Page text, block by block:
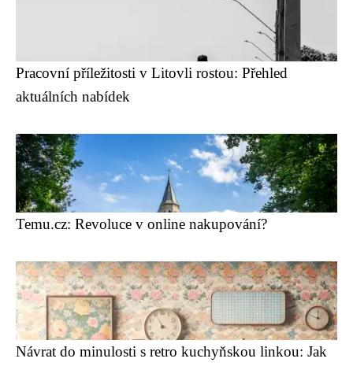
Pracovní příležitosti v Litovli rostou: Přehled
aktuálních nabídek
Temu.cz: Revoluce v online nakupování?
Návrat do minulosti s retro kuchyňskou linkou: Jak